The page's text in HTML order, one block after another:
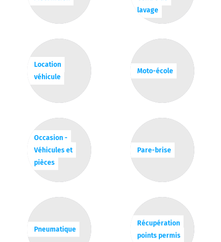
lavage
Location
véhicule
Moto-école
Occasion -
Véhicules et
pièces
Pare-brise
Pneumatique
Récupération
points permis